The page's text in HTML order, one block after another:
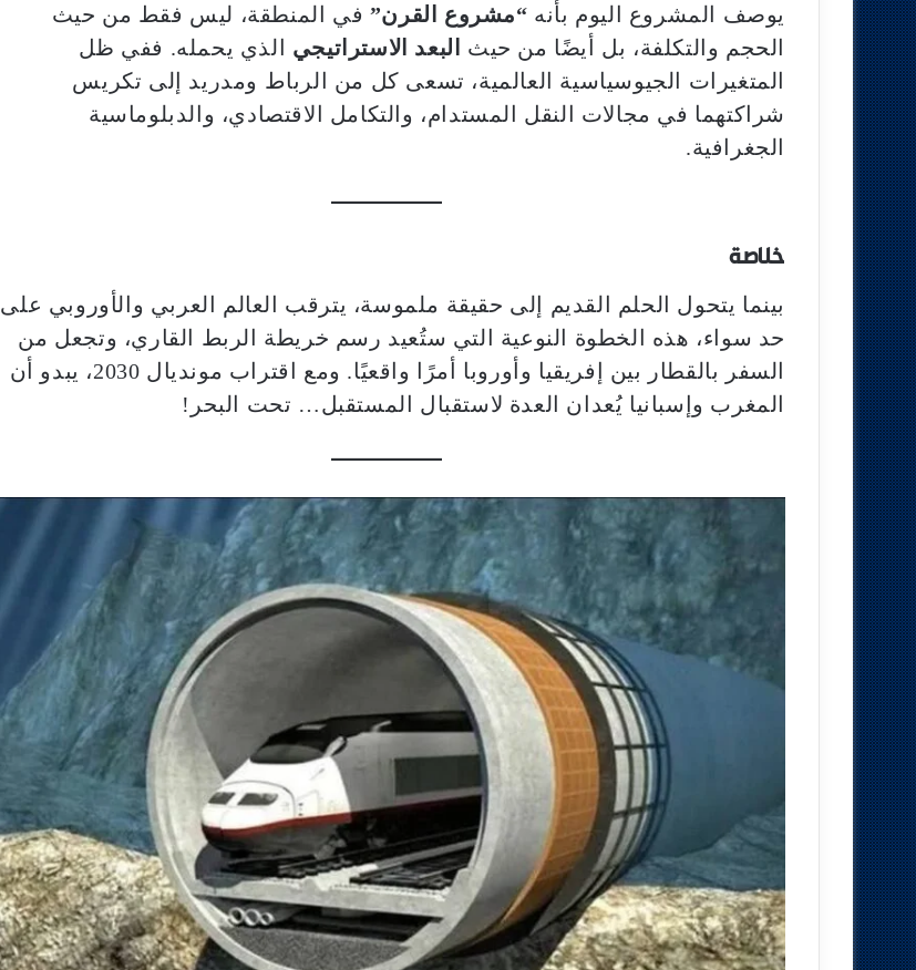
يوصف المشروع اليوم بأنه “مشروع القرن” في المنطقة، ليس فقط من حيث
الحجم والتكلفة، بل أيضًا من حيث
البعد الاستراتيجي الذي يحمله. ففي ظل
المتغيرات الجيوسياسية العالمية، تسعى كل من الرباط ومدريد إلى تكريس
شراكتهما في مجالات النقل المستدام، والتكامل الاقتصادي، والدبلوماسية
الجغرافية.
خلاصة
بينما يتحول الحلم القديم إلى حقيقة ملموسة، يترقب العالم العربي والأوروبي على
حد سواء، هذه الخطوة النوعية التي ستُعيد رسم خريطة الربط القاري، وتجعل من
السفر بالقطار بين إفريقيا وأوروبا أمرًا واقعيًا. ومع اقتراب مونديال 2030، يبدو أن
المغرب وإسبانيا يُعدان العدة لاستقبال المستقبل… تحت البحر!